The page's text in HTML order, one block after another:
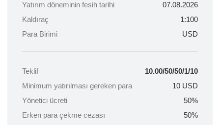
Yatırım döneminin fesih tarihi
07.08.2026
Kaldıraç
1:100
Para Birimi
USD
Teklif
10.00/50/50/1/10
Minimum yatırılması gereken para
10 USD
Yönetici ücreti
50%
Erken para çekme cezası
50%